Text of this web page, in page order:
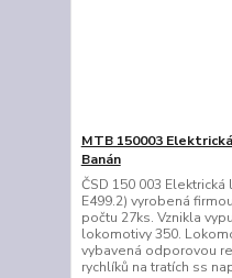
MTB 150003
Banán
ČSD 150 003
E499.2) vyrobená
počtu 27ks. Vznikla
lokomotivy 350.
vybavená odporovou
rychlíků na tratích ss